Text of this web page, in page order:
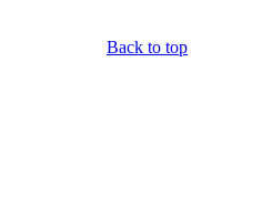
Back to top